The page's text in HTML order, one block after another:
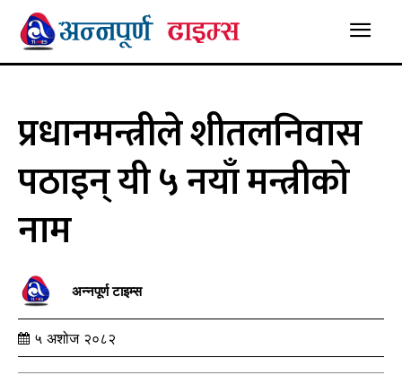
प्रधानमन्त्रीले शीतलनिवास
पठाइन् यी ५ नयाँ मन्त्रीको
नाम
अन्नपूर्ण टाइम्स
५ अशोज २०८२